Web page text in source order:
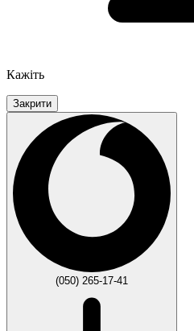
Кажіть
Закрити
(050) 265-17-41